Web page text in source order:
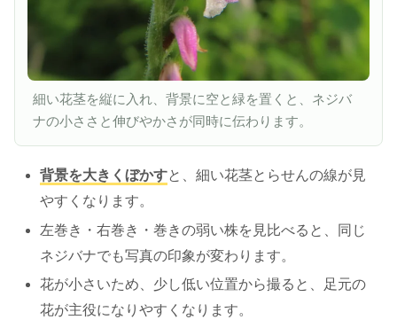
細い花茎を縦に入れ、背景に空と緑を置くと、ネジバ
ナの小ささと伸びやかさが同時に伝わります。
背景を大きくぼかすと、細い花茎とらせんの線が見
やすくなります。
左巻き・右巻き・巻きの弱い株を見比べると、同じ
ネジバナでも写真の印象が変わります。
花が小さいため、少し低い位置から撮ると、足元の
花が主役になりやすくなります。